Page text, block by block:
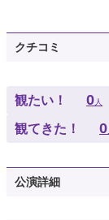
クチコミ
観たい！ 0人
観てきた！ 0
公演詳細